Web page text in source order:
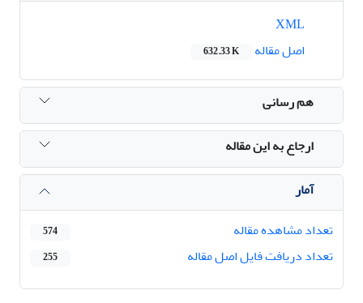
اصل مقاله
632.33 K
هم رسانی
ارجاع به این مقاله
آمار
تعداد مشاهده مقاله
574
تعداد دریافت فایل اصل مقاله 255